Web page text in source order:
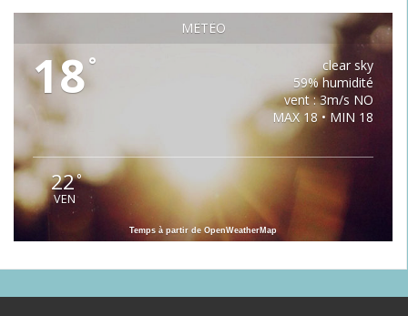
MÉTÉO
18°
clear sky
59% humidité
vent : 3m/s NO
MAX 18 • MIN 18
22°
VEN
Temps à partir de OpenWeatherMap